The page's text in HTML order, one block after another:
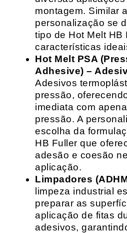
montagem. Similar
personalização se
tipo de Hot Melt HB
características
Hot Melt PSA
Adhesive) –
Adesivos
pressão,
imediata com
pressão. A
escolha da
HB Fuller que
adesão e coesão
aplicação.
Limpadores
limpeza industrial
preparar as
aplicação de fitas
adesivos,